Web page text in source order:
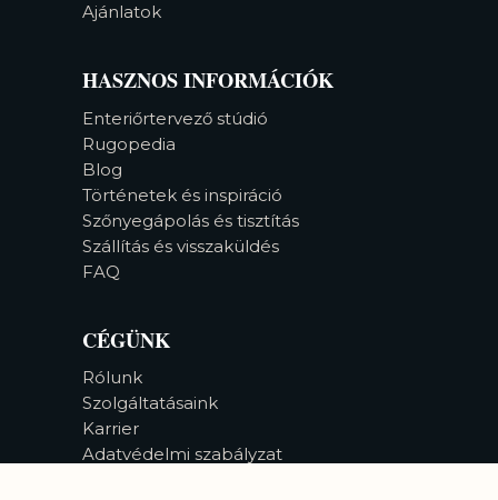
Ajánlatok
HASZNOS INFORMÁCIÓK
Enteriőrtervező stúdió
Rugopedia
Blog
Történetek és inspiráció
Szőnyegápolás és tisztítás
Szállítás és visszaküldés
FAQ
CÉGÜNK
Rólunk
Szolgáltatásaink
Karrier
Adatvédelmi szabályzat